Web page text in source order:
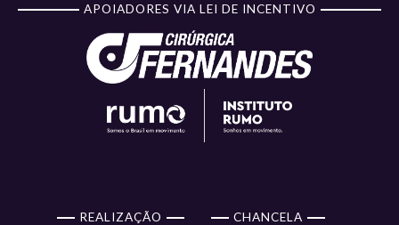
APOIADORES VIA LEI DE INCENTIVO
REALIZAÇÃO CHANCELA